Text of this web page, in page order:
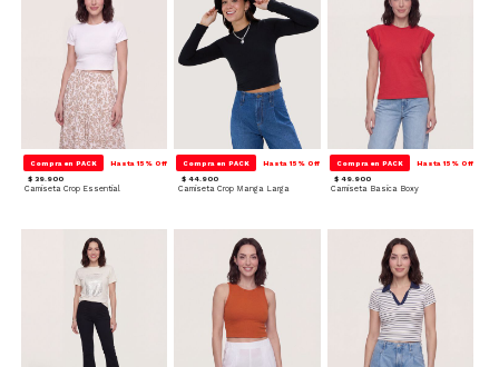
Compra en PACK Hasta 15% Off
$ 39.900
Camiseta Crop Essential
Compra en PACK Hasta 15% Off
$ 44.900
Camiseta Crop Manga Larga
Compra en PACK Hasta 15% Off
$ 49.900
Camiseta Basica Boxy